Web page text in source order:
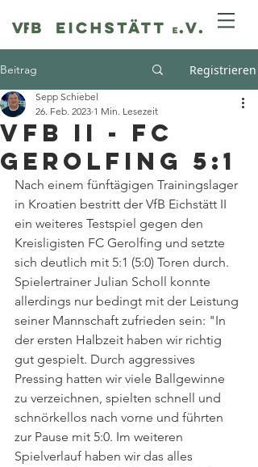
Beitrag Registrieren
VfB II - FC
Gerolfing 5:1
Sepp Schiebel
26. Feb. 2023 1 Min. Lesezeit
Nach einem fünftägigen Trainingslager
in Kroatien bestritt der VfB Eichstätt II
ein weiteres Testspiel gegen den
Kreisligisten FC Gerolfing und setzte
sich deutlich mit 5:1 (5:0) Toren durch.
Spielertrainer Julian Scholl konnte
allerdings nur bedingt mit der Leistung
seiner Mannschaft zufrieden sein: "In
der ersten Halbzeit haben wir richtig
gut gespielt. Durch aggressives
Pressing hatten wir viele Ballgewinne
zu verzeichnen, spielten schnell und
schnörkellos nach vorne und führten
zur Pause mit 5:0. Im weiteren
Spielverlauf haben wir das alles